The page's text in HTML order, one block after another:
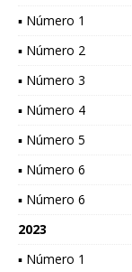
▪ Número 1
▪ Número 2
▪ Número 3
▪ Número 4
▪ Número 5
▪ Número 6
▪ Número 6
2023
▪ Número 1